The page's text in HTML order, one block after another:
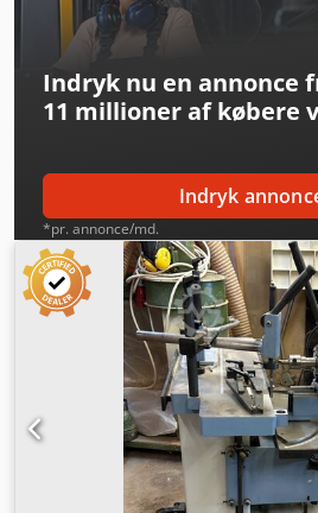
visning Dodpfszk Nupjx Af Aekr
og 2800 o/min med køreanordning
mm Vægt ca. 240 kg
Flörsheim
Indryk nu en annonce
11 millioner af købere
Indryk
*pr. annonce/md.